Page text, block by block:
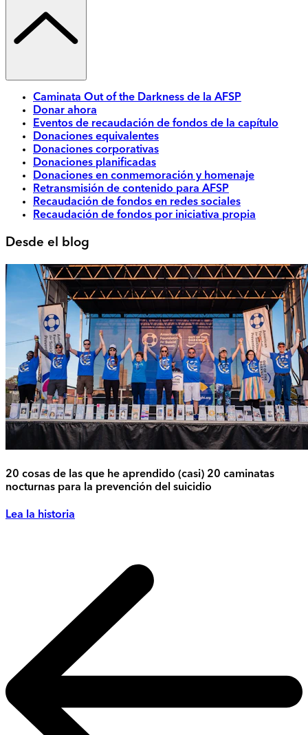
Caminata Out of the Darkness de la AFSP
Donar ahora
Eventos de recaudación de fondos de la capítulo
Donaciones equivalentes
Donaciones corporativas
Donaciones planificadas
Donaciones en conmemoración y homenaje
Retransmisión de contenido para AFSP
Recaudación de fondos en redes sociales
Recaudación de fondos por iniciativa propia
Desde el blog
20 cosas de las que he aprendido (casi) 20 caminatas
nocturnas para la prevención del suicidio
Lea la historia